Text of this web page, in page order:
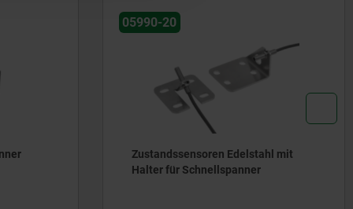
05990-20
Zustandssensoren Edelstahl mit
Halter für Schnellspanner